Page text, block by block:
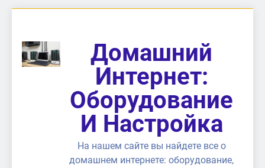
содержимому
Домашний
Интернет:
Оборудование
И Настройка
На нашем сайте вы найдете все о
домашнем интернете: оборудование,